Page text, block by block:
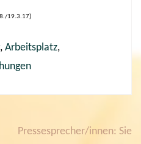
19.3.17)
, Arbeitsplatz,
Pressesprecher/innen: Sie